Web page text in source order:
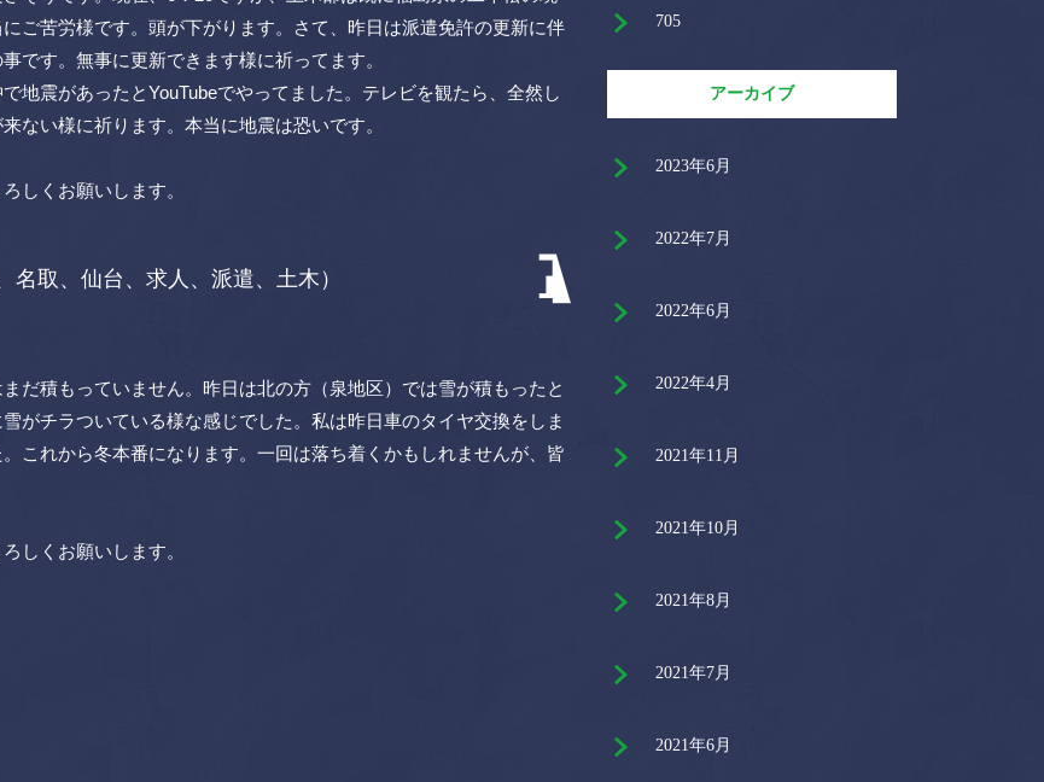
ご苦労様です。頭が下がります。さて、昨日は派遣免許の更新に伴
です。無事に更新できます様に祈ってます。
地震があったとYouTubeでやってました。テレビを観たら、全然し
ない様に祈ります。本当に地震は恐いです。
しくお願いします。
名取、仙台、求人、派遣、土木）
だ積もっていません。昨日は北の方（泉地区）では雪が積もったと
がチラついている様な感じでした。私は昨日車のタイヤ交換をしま
これから冬本番になります。一回は落ち着くかもしれませんが、皆
しくお願いします。
705
アーカイブ
2023年6月
2022年7月
2022年6月
2022年4月
2021年11月
2021年10月
2021年8月
2021年7月
2021年6月